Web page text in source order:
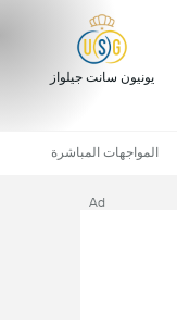
يونيون سانت جيلواز
المواجهات المباشرة
Ad